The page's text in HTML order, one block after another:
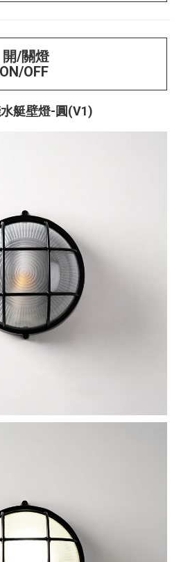
開/關燈
ON/OFF
艇壁燈-圓(V1)